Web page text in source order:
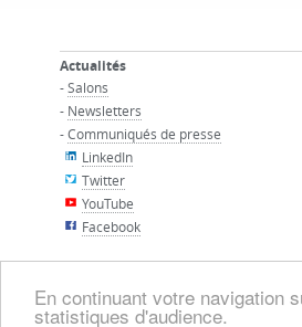
En continuant votre navigation
statistiques d'audience.
Actualités
-Salons
- Newsletters
-Communiqués de presse
LinkedIn
Twitter
YouTube
Facebook